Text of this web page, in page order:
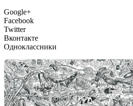
Google+
Facebook
Twitter
Вконтакте
Одноклассники